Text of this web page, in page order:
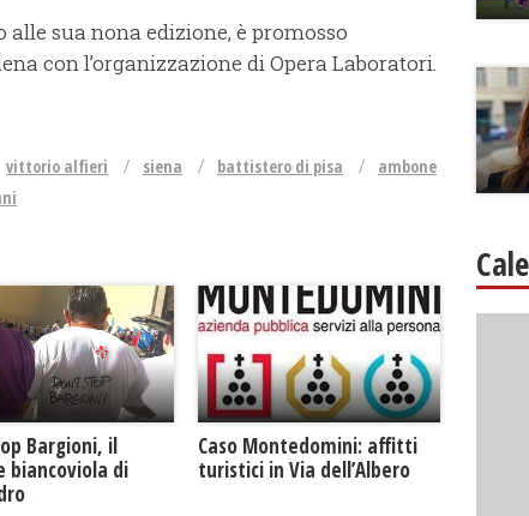
alle sua nona edizione, è promosso
con l’organizzazione di Opera Laboratori.
vittorio alfieri siena battistero di pisa
ambone
Bargioni, il
biancoviola di
Caso Montedomini: affitti
turistici in Via dell’Albero